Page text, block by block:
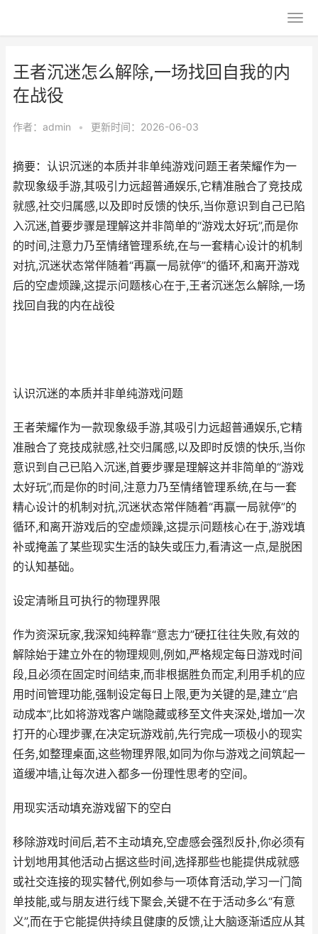
王者沉迷怎么解除,一场找回自我的内
在战役
作者： admin • 更新时间：2026-06-03
摘要：认识沉迷的本质并非单纯游戏问题王者荣耀作为一
款现象级手游,其吸引力远超普通娱乐,它精准融合了竞技成
就感,社交归属感,以及即时反馈的快乐,当你意识到自己已陷
入沉迷,首要步骤是理解这并非简单的“游戏太好玩”,而是你
的时间,注意力乃至情绪管理系统,在与一套精心设计的机制
对抗,沉迷状态常伴随着“再赢一局就停”的循环,和离开游戏
后的空虚烦躁,这提示问题核心在于,王者沉迷怎么解除,一场
找回自我的内在战役
认识沉迷的本质并非单纯游戏问题
王者荣耀作为一款现象级手游,其吸引力远超普通娱乐,它精
准融合了竞技成就感,社交归属感,以及即时反馈的快乐,当你
意识到自己已陷入沉迷,首要步骤是理解这并非简单的“游戏
太好玩”,而是你的时间,注意力乃至情绪管理系统,在与一套
精心设计的机制对抗,沉迷状态常伴随着“再赢一局就停”的
循环,和离开游戏后的空虚烦躁,这提示问题核心在于,游戏填
补或掩盖了某些现实生活的缺失或压力,看清这一点,是脱困
的认知基础。
设定清晰且可执行的物理界限
作为资深玩家,我深知纯粹靠“意志力”硬扛往往失败,有效的
解除始于建立外在的物理规则,例如,严格规定每日游戏时间
段,且必须在固定时间结束,而非根据胜负而定,利用手机的应
用时间管理功能,强制设定每日上限,更为关键的是,建立“启
动成本”,比如将游戏客户端隐藏或移至文件夹深处,增加一次
打开的心理步骤,在决定玩游戏前,先行完成一项极小的现实
任务,如整理桌面,这些物理界限,如同为你与游戏之间筑起一
道缓冲墙,让每次进入都多一份理性思考的空间。
用现实活动填充游戏留下的空白
移除游戏时间后,若不主动填充,空虚感会强烈反扑,你必须有
计划地用其他活动占据这些时间,选择那些也能提供成就感
或社交连接的现实替代,例如参与一项体育活动,学习一门简
单技能,或与朋友进行线下聚会,关键不在于活动多么“有意
义”,而在于它能提供持续且健康的反馈,让大脑逐渐适应从其